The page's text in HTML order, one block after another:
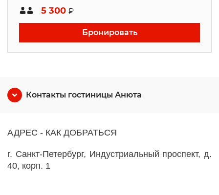
5 300 ₽
Бронировать
Контакты гостиницы Анюта
АДРЕС - КАК ДОБРАТЬСЯ
г. Санкт-Петербург, Индустриальный проспект, д.
40, корп. 1